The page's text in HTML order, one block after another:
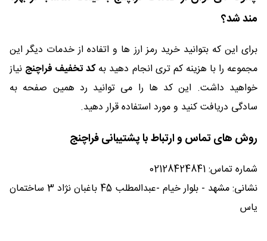
مند شد؟
برای این که بتوانید خرید رمز ارز ها و اتفاده از خدمات دیگر این
مجموعه را با هزینه کم تری انجام دهید بهکد تخفیف فراچنج نیاز
خواهید داشت. این کد ها را می توانید رد همین صفحه به
سادگی دریافت کنید و مورد استفاده قرار دهید.
روش های تماس و ارتباط با پشتیبانی فراچنج
شماره تماس: 02128424841
نشانی: مشهد - بلوار خیام -عبدالمطلب 45 باغبان نژاد 3 ساختمان
یاس